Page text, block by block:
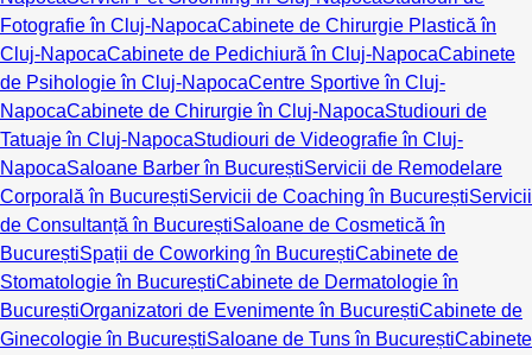
Fotografie în Cluj-NapocaCabinete de Chirurgie Plastică în
Cluj-NapocaCabinete de Pedichiură în Cluj-NapocaCabinete
de Psihologie în Cluj-NapocaCentre Sportive în Cluj-
NapocaCabinete de Chirurgie în Cluj-NapocaStudiouri de
Tatuaje în Cluj-NapocaStudiouri de Videografie în Cluj-
NapocaSaloane Barber în BucureștiServicii de Remodelare
Corporală în BucureștiServicii de Coaching în BucureștiServicii
de Consultanță în BucureștiSaloane de Cosmetică în
BucureștiSpații de Coworking în BucureștiCabinete de
Stomatologie în BucureștiCabinete de Dermatologie în
BucureștiOrganizatori de Evenimente în BucureștiCabinete de
Ginecologie în BucureștiSaloane de Tuns în BucureștiCabinete